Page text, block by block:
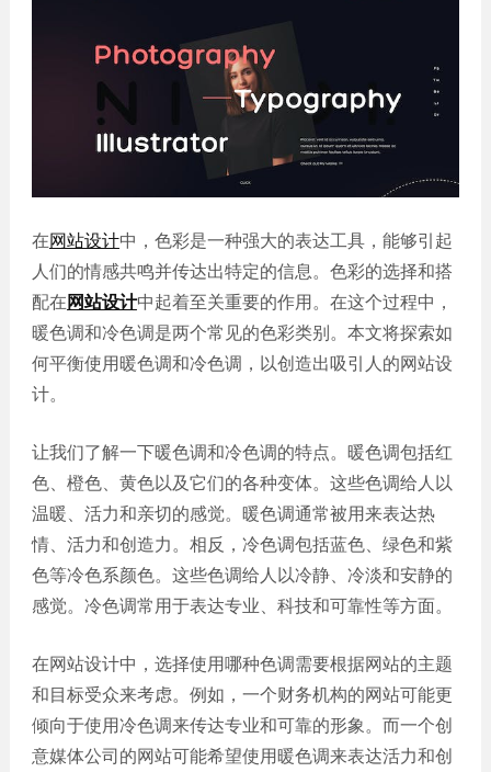
的
户
定制
APP
服务
网站
生物
医药
网站
建设
外贸
教育
培训
网站
建设
单位
机械
制造
能源
IT科
技
建筑
其他
序案
例
电商
平台
案例
案例
系统
平台
案例
小
序
在网站设计中，色彩是一种强大的表达工具，能够引起
人们的情感共鸣并传达出特定的信息。色彩的选择和搭
配在网站设计中起着至关重要的作用。在这个过程中，
暖色调和冷色调是两个常见的色彩类别。本文将探索如
何平衡使用暖色调和冷色调，以创造出吸引人的网站设
计。
让我们了解一下暖色调和冷色调的特点。暖色调包括红
色、橙色、黄色以及它们的各种变体。这些色调给人以
温暖、活力和亲切的感觉。暖色调通常被用来表达热
情、活力和创造力。相反，冷色调包括蓝色、绿色和紫
色等冷色系颜色。这些色调给人以冷静、冷淡和安静的
感觉。冷色调常用于表达专业、科技和可靠性等方面。
在网站设计中，选择使用哪种色调需要根据网站的主题
和目标受众来考虑。例如，一个财务机构的网站可能更
倾向于使用冷色调来传达专业和可靠的形象。而一个创
意媒体公司的网站可能希望使用暖色调来表达活力和创